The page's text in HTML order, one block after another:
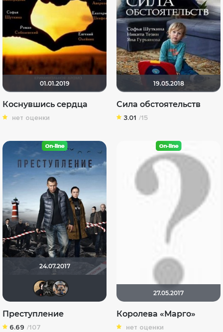
01.01.2019
Коснувшись сердца
нет оценки
19.05.2018
Сила обстоятельств
3.01 /15
24.07.2017
NatellaVB
demonshadow
GTRSD
Преступление
6.69 /107
27.05.2017
Королева «Марго»
нет оценки